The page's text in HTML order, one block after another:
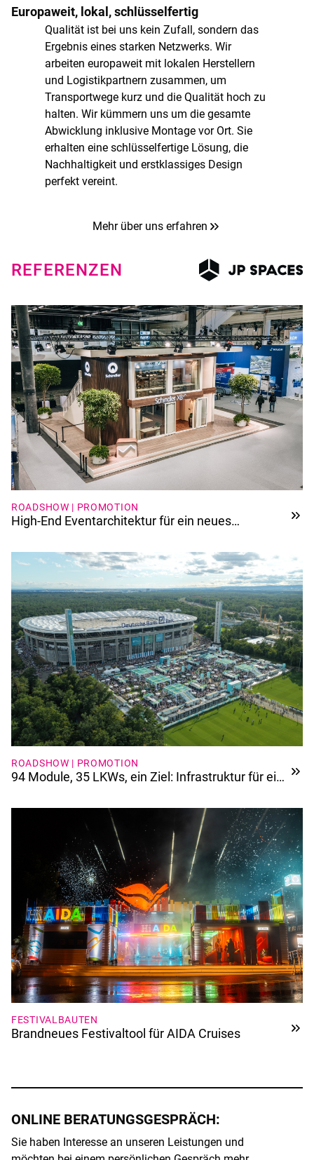
Europaweit, lokal, schlüsselfertig
Qualität ist bei uns kein Zufall, sondern das
Ergebnis eines starken Netzwerks. Wir
arbeiten europaweit mit lokalen Herstellern
und Logistikpartnern zusammen, um
Transportwege kurz und die Qualität hoch zu
halten. Wir kümmern uns um die gesamte
Abwicklung inklusive Montage vor Ort. Sie
erhalten eine schlüsselfertige Lösung, die
Nachhaltigkeit und erstklassiges Design
perfekt vereint.
Mehr über uns erfahren
REFERENZEN
ROADSHOW | PROMOTION
High-End Eventarchitektur für ein neues
ROADSHOW | PROMOTION
94 Module, 35 LKWs, ein Ziel: Infrastruktur für ein
FESTIVALBAUTEN
Brandneues Festivaltool für AIDA Cruises
ONLINE BERATUNGSGESPRÄCH:
Sie haben Interesse an unseren Leistungen und